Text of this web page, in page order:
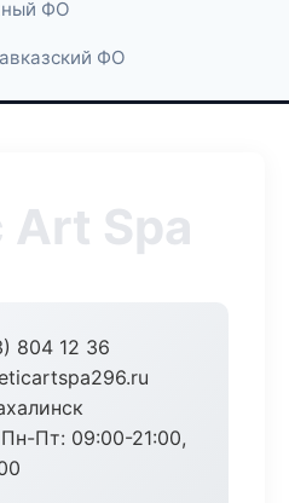
ФО
ФО
Spa
804 12 36
Пн-Пт: 09:00-21:00,